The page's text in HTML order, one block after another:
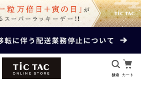
検索 カート